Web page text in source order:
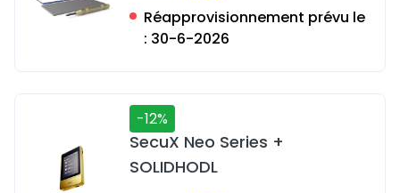
Réapprovisionnement prévu le
: 30-6-2026
-12%
SecuX Neo Series +
SOLIDHODL